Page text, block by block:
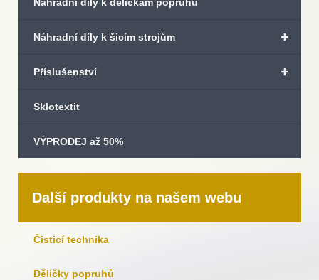
+
Náhradní díly k šicím strojům
+
Příslušenství
Sklotextit
VÝPRODEJ až 50%
Další produkty na našem webu
Čisticí technika
Děličky popruhů